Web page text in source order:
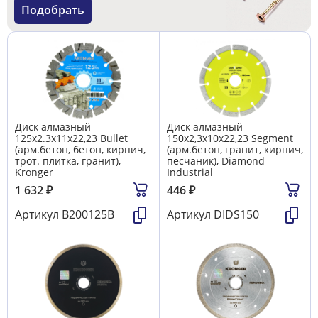
Подобрать
Диск алмазный
125x2.3х11х22,23 Bullet
(арм.бетон, бетон, кирпич,
трот. плитка, гранит),
Kronger
1 632₽
Артикул B200125B
Диск алмазный
150x2,3x10х22,23 Segment
(арм.бетон, гранит, кирпич,
песчаник), Diamond
Industrial
446₽
Артикул DIDS150